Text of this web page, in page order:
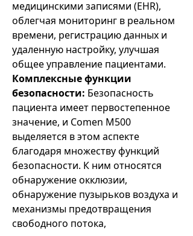
медицинскими записями (EHR),
облегчая мониторинг в реальном
времени, регистрацию данных и
удаленную настройку, улучшая
общее управление пациентами.
Комплексные функции
безопасности: Безопасность
пациента имеет первостепенное
значение, и Comen M500
выделяется в этом аспекте
благодаря множеству функций
безопасности. К ним относятся
обнаружение окклюзии,
обнаружение пузырьков воздуха и
механизмы предотвращения
свободного потока,